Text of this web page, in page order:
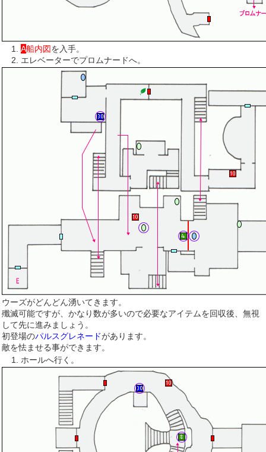
A船内図を入手。
エレベーターでプロムナードへ。
ウーズがどんどん湧いてきます。
殲滅可能ですが、かなり数が多いので必要なアイテムを回収後、無視
して先に進みましょう。
初登場のパルスグレネードがあります。
敵を怯ませる事ができます。
ホールへ行く。